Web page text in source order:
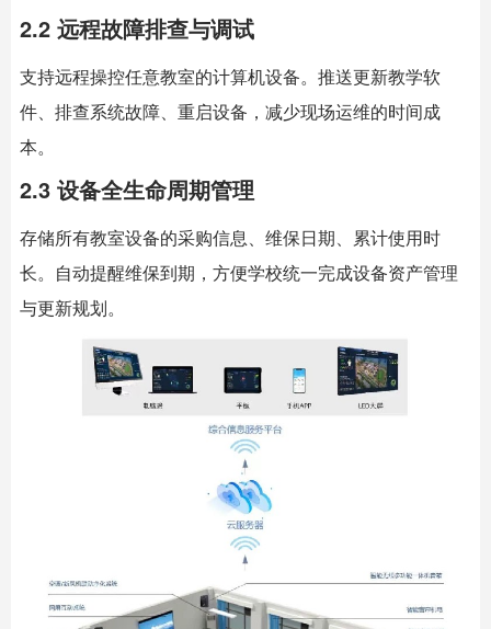
2.2 远程故障排查与调试
支持远程操控任意教室的计算机设备。推送更新教学软
件、排查系统故障、重启设备，减少现场运维的时间成
本。
2.3 设备全生命周期管理
存储所有教室设备的采购信息、维保日期、累计使用时
长。自动提醒维保到期，方便学校统一完成设备资产管理
与更新规划。